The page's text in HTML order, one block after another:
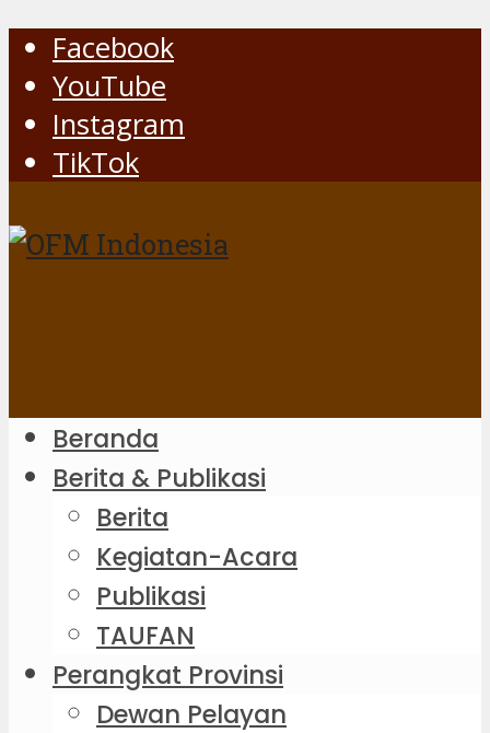
Facebook
YouTube
Instagram
TikTok
Beranda
Berita & Publikasi
Berita
Kegiatan-Acara
Publikasi
TAUFAN
Perangkat Provinsi
Dewan Pelayan